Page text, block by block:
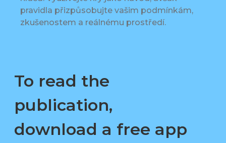
pravidla přizpůsobujte vašim podmínkám,
zkušenostem a reálnému prostředí.
To read the
publication,
download a free app